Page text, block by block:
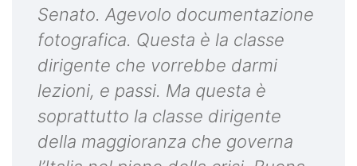
Senato. Agevolo documentazione
fotografica. Questa è la classe
dirigente che vorrebbe darmi
lezioni, e passi. Ma questa è
soprattutto la classe dirigente
della maggioranza che governa